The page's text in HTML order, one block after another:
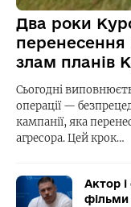
Два роки
перенесення
злам планів
Сьогодні
операції —
кампанії, яка
агресора. Цей крок…
Актор
фільми